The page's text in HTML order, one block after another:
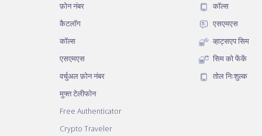
फ़ोन नंबर
कैटलॉग
कॉल्स
एसएमएस
वर्चुअल फ़ोन नंबर
मुफ्त टेलीफोन
Free Authenticator
Crypto Traveler
कॉल्स
एसएमएस
व्हाट्सएप सिम
सिम को फेंकें
तोल निःशुल्क